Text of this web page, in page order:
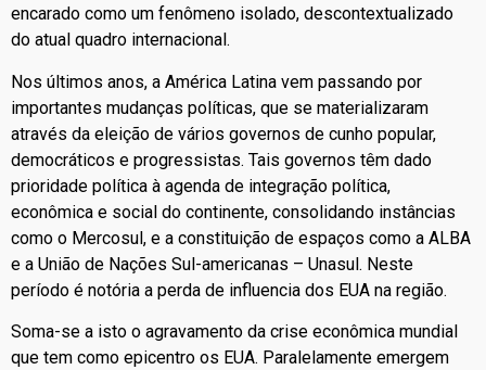
encarado como um fenômeno isolado, descontextualizado
do atual quadro internacional.
Nos últimos anos, a América Latina vem passando por
importantes mudanças políticas, que se materializaram
através da eleição de vários governos de cunho popular,
democráticos e progressistas. Tais governos têm dado
prioridade política à agenda de integração política,
econômica e social do continente, consolidando instâncias
como o Mercosul, e a constituição de espaços como a ALBA
e a União de Nações Sul-americanas – Unasul. Neste
período é notória a perda de influencia dos EUA na região.
Soma-se a isto o agravamento da crise econômica mundial
que tem como epicentro os EUA. Paralelamente emergem